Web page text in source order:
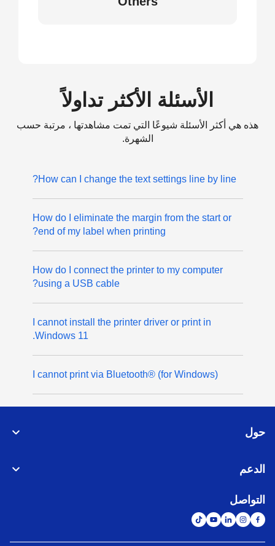
الأسئلة الأكثر تداولاً
هذه هي أكثر الأسئلة شيوعًا التي تمت مشاهدتها ، مرتبة حسب
الشهرة.
How can I change the text settings line by line?
How do I eliminate the margin from the start or
end of my label when printing?
How do I connect the printer to my computer
using a USB cable?
I cannot install the printer driver or print in
Windows 11.
I cannot print via Bluetooth® (for Windows)
حول
الدعم
التواصل